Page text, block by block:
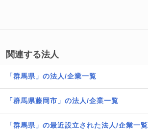
関連する法人
「群馬県」の法人/企業一覧
「群馬県藤岡市」の法人/企業一覧
「群馬県」の最近設立された法人/企業一覧